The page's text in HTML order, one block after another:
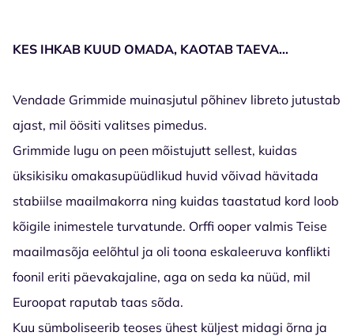
KES IHKAB KUUD OMADA, KAOTAB TAEVA...
Vendade Grimmide muinasjutul põhinev libreto jutustab
ajast, mil öösiti valitses pimedus.
Grimmide lugu on peen mõistujutt sellest, kuidas
üksikisiku omakasupüüdlikud huvid võivad hävitada
stabiilse maailmakorra ning kuidas taastatud kord loob
kõigile inimestele turvatunde. Orffi ooper valmis Teise
maailmasõja eelõhtul ja oli toona eskaleeruva konflikti
foonil eriti päevakajaline, aga on seda ka nüüd, mil
Euroopat raputab taas sõda.
Kuu sümboliseerib teoses ühest küljest midagi õrna ja